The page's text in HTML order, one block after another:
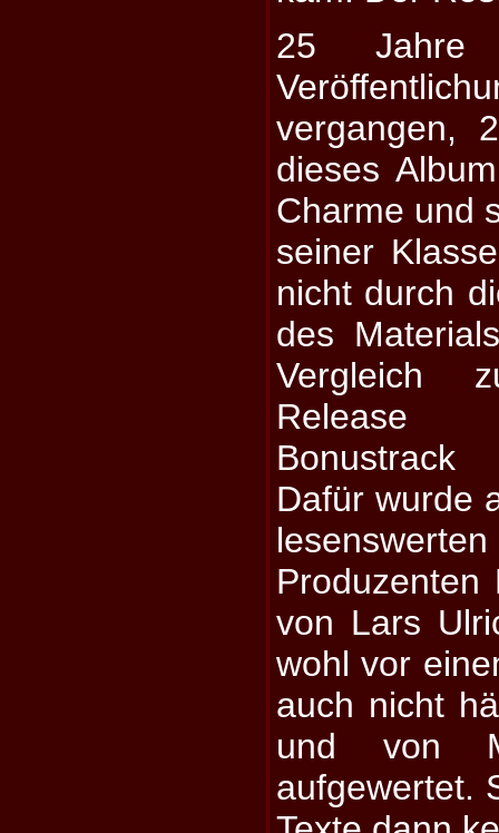
25
vergangen,
dieses
Charme und
seiner
nicht durch
des
Vergleich
Release
Bonustrack
Dafür wurde
Produzenten
von Lars
wohl vor
auch nicht
und von
aufgewertet.